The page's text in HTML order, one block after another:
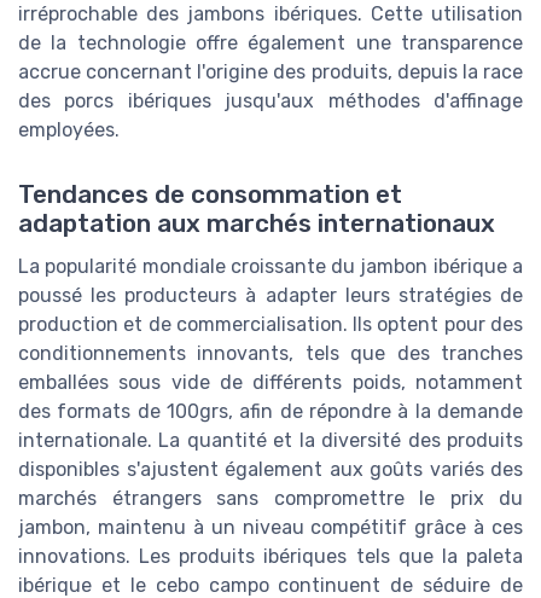
irréprochable des jambons ibériques. Cette utilisation
de la technologie offre également une transparence
accrue concernant l'origine des produits, depuis la race
des porcs ibériques jusqu'aux méthodes d'affinage
employées.
Tendances de consommation et
adaptation aux marchés internationaux
La popularité mondiale croissante du jambon ibérique a
poussé les producteurs à adapter leurs stratégies de
production et de commercialisation. Ils optent pour des
conditionnements innovants, tels que des tranches
emballées sous vide de différents poids, notamment
des formats de 100grs, afin de répondre à la demande
internationale. La quantité et la diversité des produits
disponibles s'ajustent également aux goûts variés des
marchés étrangers sans compromettre le prix du
jambon, maintenu à un niveau compétitif grâce à ces
innovations. Les produits ibériques tels que la paleta
ibérique et le cebo campo continuent de séduire de